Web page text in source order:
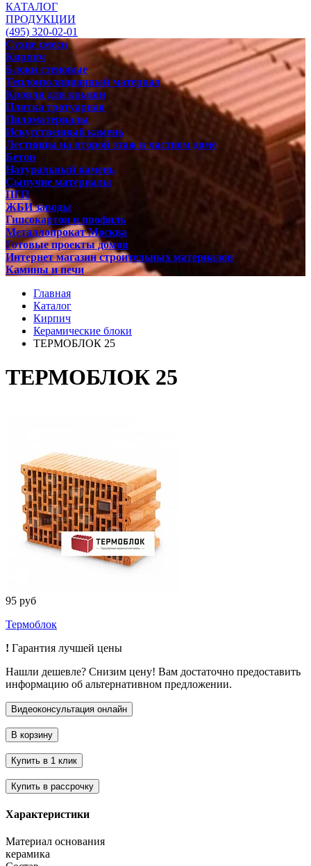
КАТАЛОГ
ПРОДУКЦИИ
(495) 320-02-01
Сухие смеси
Кирпич
Блоки стеновые
Теплоизоляционный материал
Кровля для крыши
Плитка тротуарная
Пиломатериалы
Искусственный камень
Лестницы на второй этаж в частном доме
Бетон
Натуральный камень
Сыпучие материалы
ПГП
ЖБИ заводы
Гипсокартон и профиль
Металлопрокат Москва
Готовые проекты домов
Интернет магазин строительных материалов
Камины и печи
Главная
Каталог
Кирпич
Керамические блоки
ТЕРМОБЛОК 25
ТЕРМОБЛОК 25
95 руб
Термоблок
! Гарантия лучшей цены
Нашли дешевле? Снизим цену! Вам достаточно предоставить
информацию об альтернативном предложении.
Характеристики
Материал основания
керамика